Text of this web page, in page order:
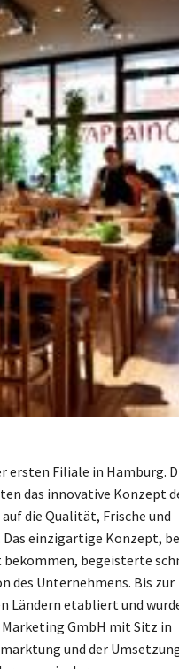
ersten Filiale in Hamburg.
das innovative Konzept
die Qualität, Frische und
einzigartige Konzept,
bekommen, begeisterte
des Unternehmens. Bis zur
Ländern etabliert und
Marketing GmbH mit Sitz in
und der